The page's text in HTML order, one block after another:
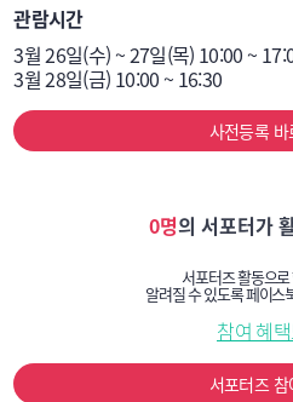
관람시간
3월 26일(수) ~ 27일(목) 10:00 ~
3월 28일(금) 10:00 ~ 16:30
사전등록 바
0명의 서포터가
서포터즈 활동으
알려질 수 있도록 페이스
참여 혜
서포터즈 참